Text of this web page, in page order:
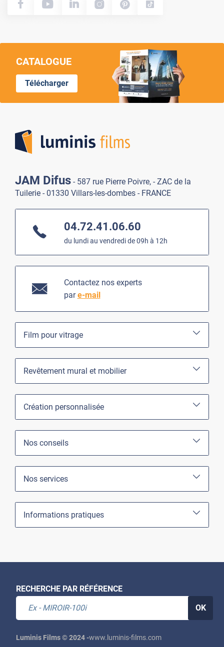
CATALOGUE
Télécharger
JAM Difus - 587 rue Pierre Poivre, - ZAC de la
Tuilerie - 01330 Villars-les-dombes - FRANCE
04.72.41.06.60
du lundi au vendredi de 09h à 12h
Contactez nos experts
pare-mail
Film pour vitrage
Revêtement mural et mobilier
Création personnalisée
Nos conseils
Nos services
Informations pratiques
RECHERCHE PAR RÉFÉRENCE
OK
Luminis Films © 2024 -www.luminis-films.com